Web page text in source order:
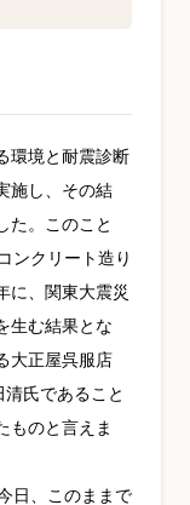
環境と耐震診断
施し、その結
た。このこと
ンクリート造り
に、関東大震災
生む結果とな
大正屋呉服店
氏であること
ものと言えま
日、このままで